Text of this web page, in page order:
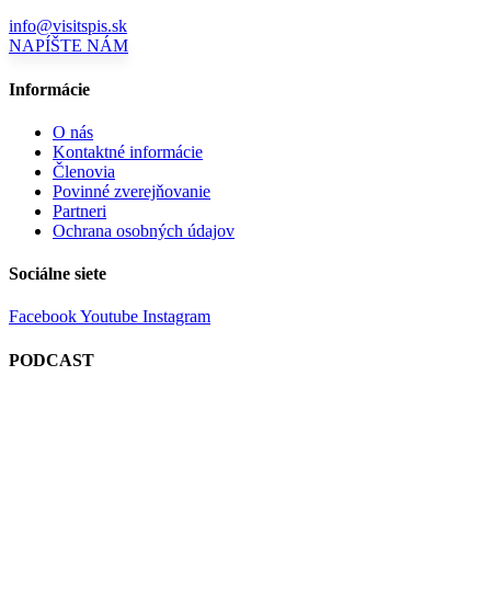
info@visitspis.sk
NAPÍŠTE NÁM
Informácie
O nás
Kontaktné informácie
Členovia
Povinné zverejňovanie
Partneri
Ochrana osobných údajov
Sociálne siete
FacebookYoutube Instagram
PODCAST